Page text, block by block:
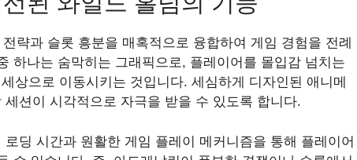
략과 슬롯 흥분을 매혹적으로 융합하여 게임 경험을 전례
하나는 숨막히는 그래픽으로, 플레이어를 몰입감 넘치는
상으로 이동시키는 것입니다. 세심하게 디자인된 애니메
션이 시각적으로 자극을 받을 수 있도록 합니다.
딩 시간과 원활한 게임 플레이 메커니즘을 통해 플레이어